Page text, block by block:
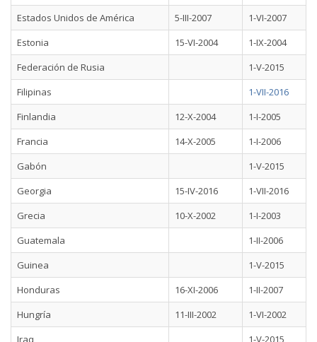
Estados Unidos de América
5-III-2007
1-VI-2007
Estonia
15-VI-2004
1-IX-2004
Federación de Rusia
1-V-2015
Filipinas
1-VII-2016
Finlandia
12-X-2004
1-I-2005
Francia
14-X-2005
1-I-2006
Gabón
1-V-2015
Georgia
15-IV-2016
1-VII-2016
Grecia
10-X-2002
1-I-2003
Guatemala
1-II-2006
Guinea
1-V-2015
Honduras
16-XI-2006
1-II-2007
Hungría
11-III-2002
1-VI-2002
Iraq
1-V-2015